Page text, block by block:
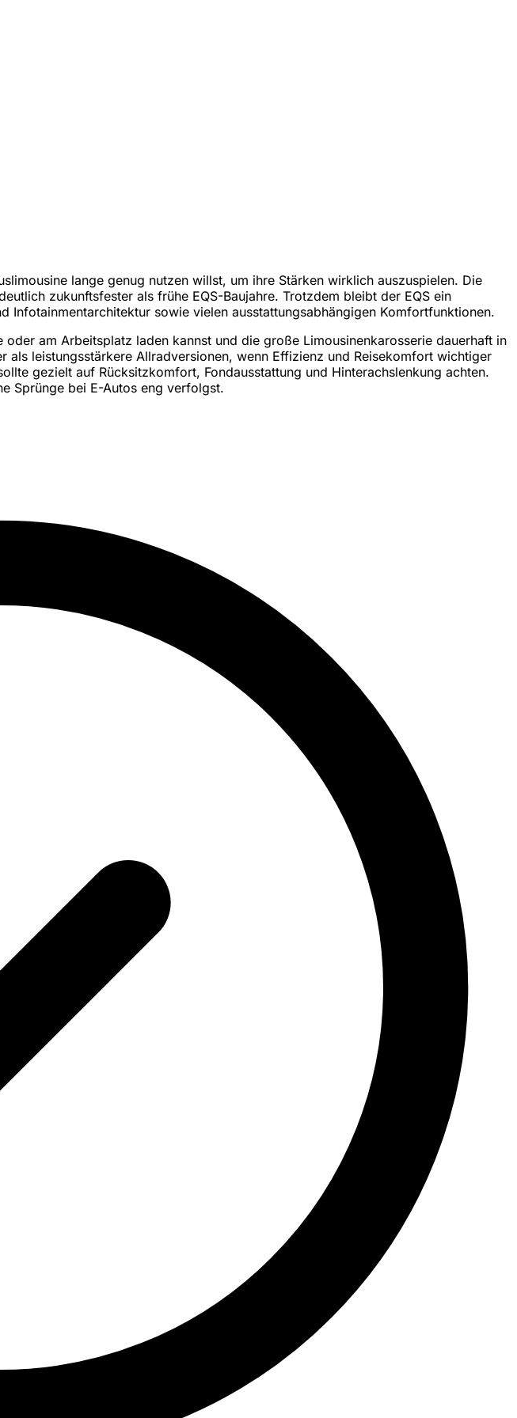
lange genug nutzen willst, um ihre Stärken wirklich auszuspielen. Die
zukunftsfester als frühe EQS-Baujahre. Trotzdem bleibt der EQS ein
sowie vielen ausstattungsabhängigen Komfortfunktionen.
am Arbeitsplatz laden kannst und die große Limousinenkarosserie dauerhaft in
leistungsstärkere Allradversionen, wenn Effizienz und Reisekomfort wichtiger
gezielt auf Rücksitzkomfort, Fondausstattung und Hinterachslenkung achten.
Sprünge bei E-Autos eng verfolgst.